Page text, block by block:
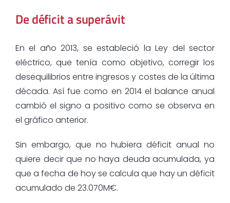
De déficit a superávit
En el año 2013, se estableció la Ley del sector
eléctrico, que tenía como objetivo, corregir los
desequilibrios entre ingresos y costes de la última
década. Así fue como en 2014 el balance anual
cambió el signo a positivo como se observa en
el gráfico anterior.
Sin embargo, que no hubiera déficit anual no
quiere decir que no haya deuda acumulada, ya
que a fecha de hoy se calcula que hay un déficit
acumulado de 23.070M€.